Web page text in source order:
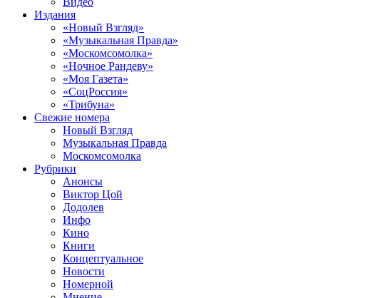
Издания
«Новый Взгляд»
«Музыкальная Правда»
«Москомсомолка»
«Ночное Рандеву»
«Моя Газета»
«СоцРоссия»
«Трибуна»
Свежие номера
Новый Взгляд
Музыкальная Правда
Москомсомолка
Рубрики
Анонсы
Виктор Цой
Додолев
Инфо
Кино
Книги
Концептуальное
Новости
Номерной